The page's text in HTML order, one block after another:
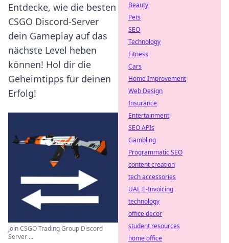
Entdecke, wie die besten
CSGO Discord-Server
dein Gameplay auf das
nächste Level heben
können! Hol dir die
Geheimtipps für deinen
Erfolg!
Join CSGO Trading Group Discord
Server ...
Beauty
Pets
SEO
Technology
Fitness
Cars
Home Improvement
Web Design
Insurance
Entertainment
SEO APIs
Gambling
Programmatic SEO
content creation
tech accessories
UAE E-Invoicing
technology
office decor
student resources
home office